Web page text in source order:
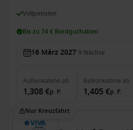
Vollpension
Bis zu 74 € Bordguthaben
16 März 2027 9 Nächte
Außenkabine ab
1,308 €p. P.
Balkonkabine ab
1,405 €p. P.
Nur Kreuzfahrt